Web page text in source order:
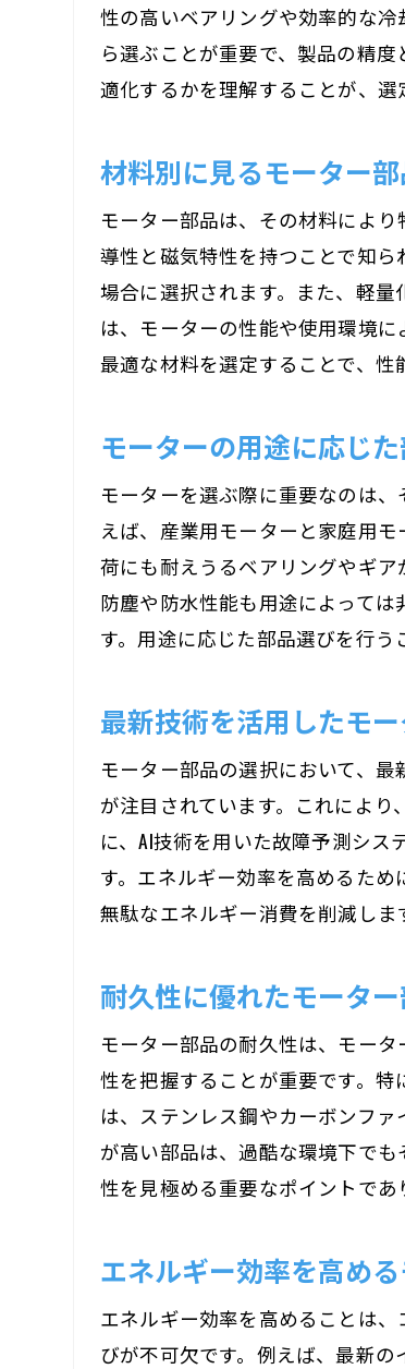
性の高いベアリングや効率的な
ら選ぶことが重要で、製品の精
適化するかを理解することが、選
材料別に見るモーター
モーター部品は、その材料によ
導性と磁気特性を持つことで知
場合に選択されます。また、軽
は、モーターの性能や使用環境
最適な材料を選定することで、性
モーターの用途に応じ
モーターを選ぶ際に重要なのは
えば、産業用モーターと家庭用
荷にも耐えうるベアリングやギ
防塵や防水性能も用途によって
す。用途に応じた部品選びを行う
最新技術を活用したモ
モーター部品の選択において、
が注目されています。これによ
に、AI技術を用いた故障予測シ
す。エネルギー効率を高めるた
無駄なエネルギー消費を削減しま
耐久性に優れたモータ
モーター部品の耐久性は、モー
性を把握することが重要です。
は、ステンレス鋼やカーボンフ
が高い部品は、過酷な環境下で
性を見極める重要なポイントであ
エネルギー効率を高め
エネルギー効率を高めることは
びが不可欠です。例えば、最新